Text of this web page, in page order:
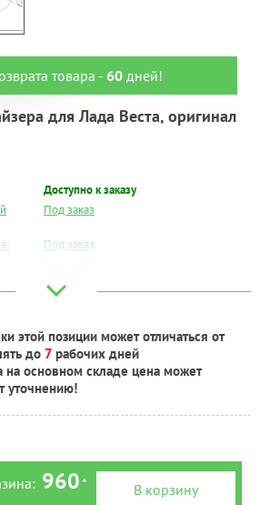
товара - 60дней!
для Лада Веста, оригинал
Доступно к заказу
Под заказ
Под заказ
Под заказ
Под заказ
Под заказ
Под заказ
этой позиции может отличаться от
до 7 рабочих дней
на основном складе цена может
уточнению!
960*
В корзину